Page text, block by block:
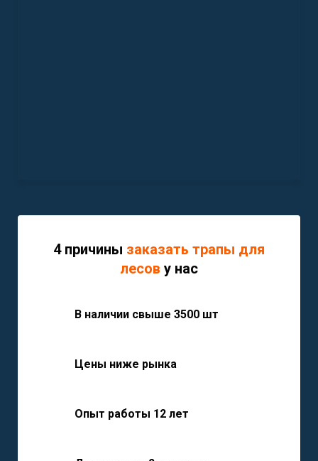
4 причины заказать трапы для
лесов у нас
В наличии свыше 3500 шт
Цены ниже рынка
Опыт работы 12 лет